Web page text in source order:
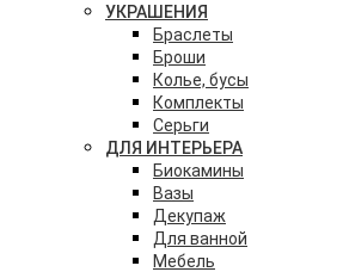
УКРАШЕНИЯ
Браслеты
Броши
Колье, бусы
Комплекты
Серьги
ДЛЯ ИНТЕРЬЕРА
Биокамины
Вазы
Декупаж
Для ванной
Мебель